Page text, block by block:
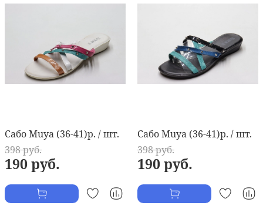
Сабо Muya (36-41)р. / шт.
398 руб.
190 руб.
Сабо Muya (36-41)р. / шт.
398 руб.
190 руб.